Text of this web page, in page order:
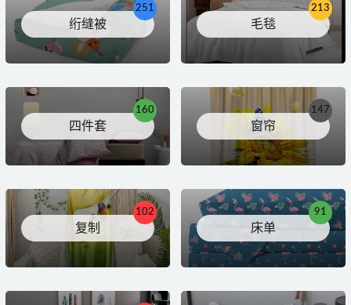
绗缝被
251
毛毯
213
四件套
160
窗帘
147
复制
102
床单
91
窗帘花色宝(2029)浴帘细节
毛毯花色宝(2729)智能毯子优化效果
2022-03-28
毛毯16255332861a6068a3aa76a31fbf7df096618f7771.webp
2022-03-30
细节G030NGMAT 2022-03-18